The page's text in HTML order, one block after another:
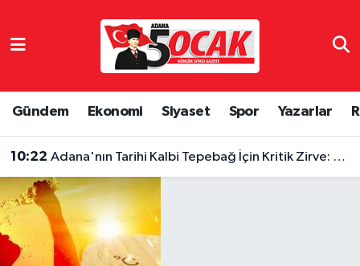
Gündem Ekonomi Siyaset Spor Yazarlar
10:22 Adana'nın Tarihi Kalbi Tepebağ İçin Kritik Zirve: Yeni Yol Haritası Belirlendi
Dünya
Eğitim
Hava Durumu
Tüm Manşetler
Son Dakika Haberleri